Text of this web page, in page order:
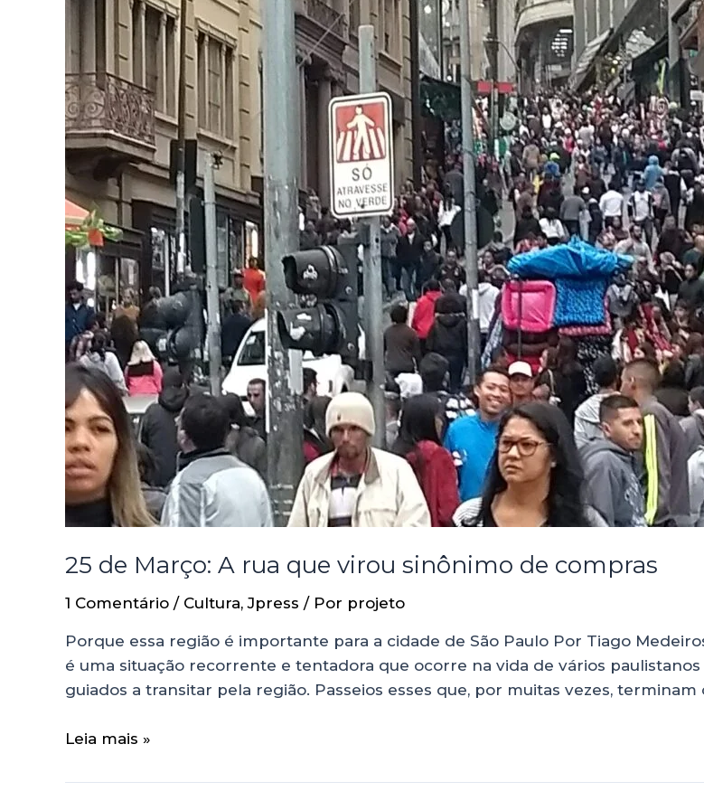
25 de Março: A rua que virou sinônimo de compras
1 Comentário / Cultura,Jpress / Por projeto
Porque essa região é importante para a cidade de São Paulo Por Tiago
é uma situação recorrente e tentadora que ocorre na vida de vários
guiados a transitar pela região. Passeios esses que, por muitas vezes, terminam
Leia mais »